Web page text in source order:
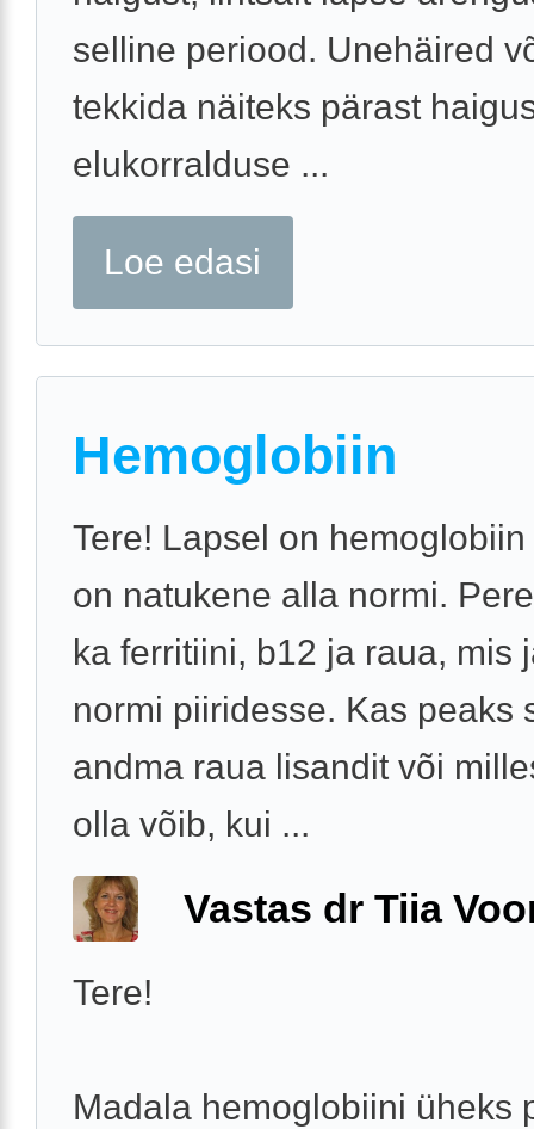
selline periood. Unehäired
tekkida näiteks pärast
elukorralduse ...
Loe edasi
Hemoglobiin
Tere! Lapsel on
on natukene alla normi.
ka ferritiini, b12 ja raua, mis
normi piiridesse. Kas peaks
andma raua lisandit või
olla võib, kui ...
Vastas dr Tiia
Tere!
Madala hemoglobiini üheks